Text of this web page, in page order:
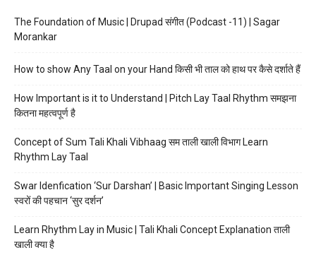
The Foundation of Music | Drupad संगीत (Podcast -11) | Sagar
Morankar
How to show Any Taal on your Hand किसी भी ताल को हाथ पर कैसे दर्शाते हैं
How Important is it to Understand | Pitch Lay Taal Rhythm समझना
कितना महत्वपूर्ण है
Concept of Sum Tali Khali Vibhaag सम ताली खाली विभाग Learn
Rhythm Lay Taal
Swar Idenfication ‘Sur Darshan’ | Basic Important Singing Lesson
स्वरों की पहचान ‘सुर दर्शन’
Learn Rhythm Lay in Music | Tali Khali Concept Explanation ताली
खाली क्या है